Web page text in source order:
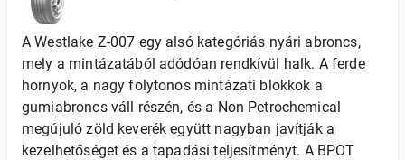
A Westlake Z-007 egy alsó kategóriás nyári abroncs,
mely a mintázatából adódóan rendkívül halk. A ferde
hornyok, a nagy folytonos mintázati blokkok a
gumiabroncs váll részén, és a Non Petrochemical
megújuló zöld keverék együtt nagyban javítják a
kezelhetőséget és a tapadási teljesítményt. A BPOT